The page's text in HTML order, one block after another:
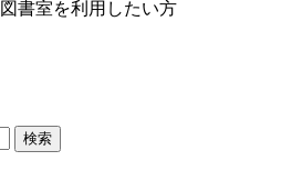
図書室を利用したい方